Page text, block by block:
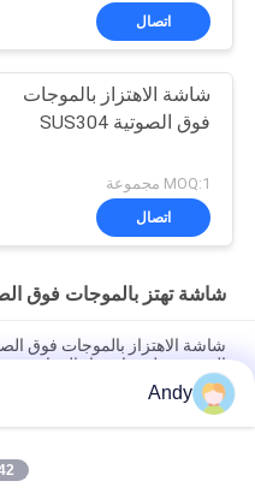
اتصال
شاشة الاهتزاز بالموجات
فوق الصوتية SUS304
MOQ:1 مجموعة
اتصال
شاشة تهتز بالموجات فوق
شاشة الاهتزاز بالموجات فوق
المستقرة لمنع انسداد المواد
شاشة الاهتزاز بالموجات فوق
فحص المواد في التطبيقات
آلة غربلة دقيقة لجسيمات مسحوق
Andy